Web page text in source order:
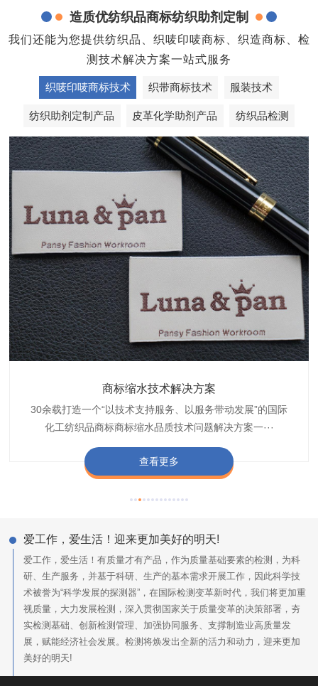
造质优纺织品商标纺织助剂定制
我们还能为您提供纺织品、织唛印唛商标、织造商标、检
测技术解决方案一站式服务
织唛印唛商标技术 织带商标技术 服装技术
纺织助剂定制产品 皮革化学助剂产品 纺织品检测
商标缩水技术解决方案
30余载打造一个“以技术支持服务、以服务带动发展”的国际
化工纺织品商标商标缩水品质技术问题解决方案一···
查看更多
织带商标防水技术解决方案
博准公司专注于织带商标防水技术解决方案30余载,励志于
纺织品商标企业打造含油量超标品质技术问题解决方···
查看更多
服装颜色不匀技术解决方案
博准是一家专注30余载设计研发织唛印唛商标、织带服装颜
色不匀品质技术问题解决方案一站式服务提供商,技···
查看更多
纺织品阻燃母粒
博准致力于成为纺织品商标阻燃母粒剂,TF-W760,TF-W760
阻燃母粒剂加工定制服务实力提供商,···
查看更多
爱工作，爱生活！迎来更加美好的明天!
爱工作，爱生活！有质量才有产品，作为质量基础要素的检测，为科
研、生产服务，并基于科研、生产的基本需求开展工作，因此科学技
术被誉为“科学发展的探测器”，在国际检测变革新时代，我们将更加重
视质量，大力发展检测，深入贯彻国家关于质量变革的决策部署，夯
实检测基础、创新检测管理、加强协同服务、支撑制造业高质量发
展，赋能经济社会发展。检测将焕发出全新的活力和动力，迎来更加
美好的明天!